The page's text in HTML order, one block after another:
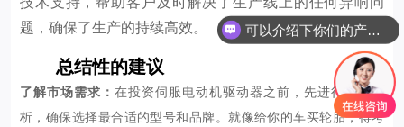
题，确保了生产的持续高效。
总结性的建议
了解市场需求： 在投资伺服电动机驱动器之前，先进行市场分
析，确保选择最合适的型号和品牌。就像给你的车买轮胎，得考
可以介绍下你们的产品么
你们是怎么收费的呢